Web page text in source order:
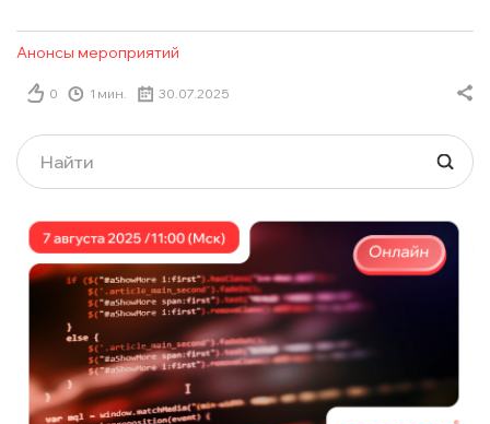
Анонсы мероприятий
0 1 мин. 30.07.2025